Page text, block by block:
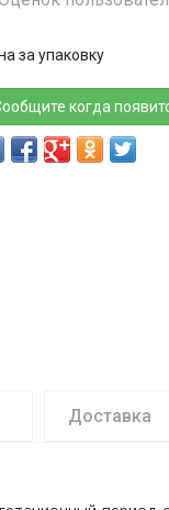
за упаковку
когда
Доставка